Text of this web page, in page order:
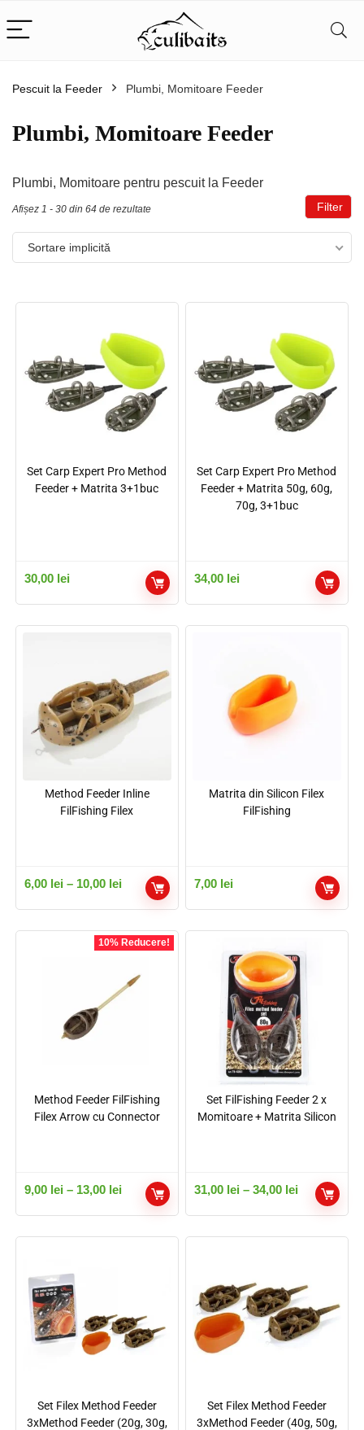
Pescuit la Feeder Plumbi, Momitoare Feeder
Plumbi, Momitoare Feeder
Plumbi, Momitoare pentru pescuit la Feeder
Filter
Afișez 1 - 30 din 64 de rezultate
Sortare implicită
Set Carp Expert Pro Method
Feeder + Matrita 3+1buc
30,00 lei
Set Carp Expert Pro Method
Feeder + Matrita 50g, 60g,
70g, 3+1buc
34,00 lei
Method Feeder Inline
FilFishing Filex
6,00 lei – 10,00 lei
Matrita din Silicon Filex
FilFishing
7,00 lei
10% Reducere!
Method Feeder FilFishing
Filex Arrow cu Connector
9,00 lei – 13,00 lei
Set FilFishing Feeder 2 x
Momitoare + Matrita Silicon
31,00 lei – 34,00 lei
Set Filex Method Feeder
3xMethod Feeder (20g, 30g,
Set Filex Method Feeder
3xMethod Feeder (40g, 50g,